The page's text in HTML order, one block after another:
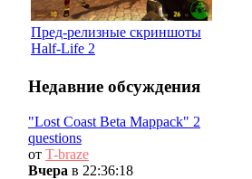
Пред-релизные скриншоты
Half-Life 2
Недавние обсуждения
"Lost Coast Beta Mappack" 2
questions
от T-braze
Вчера в 22:36:18